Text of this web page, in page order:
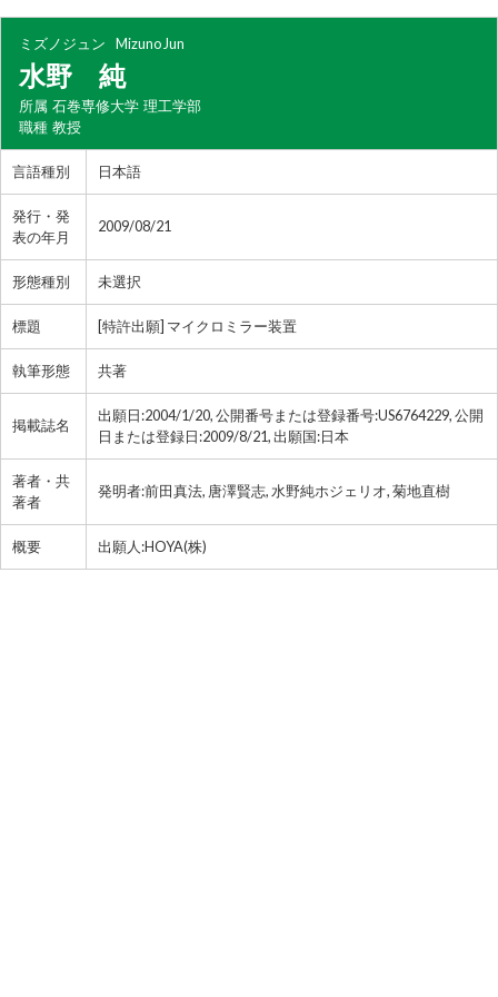
ミズノジュン Mizuno Jun
水野 純
所属 石巻専修大学 理工学部
職種 教授
言語種別 日本語
発行・発
表の年月
2009/08/21
形態種別 未選択
標題 [特許出願] マイクロミラー装置
執筆形態 共著
掲載誌名
出願日:2004/1/20, 公開番号または登録番号:US6764229, 公開
日または登録日:2009/8/21, 出願国:日本
著者・共
著者
発明者:前田真法, 唐澤賢志, 水野純ホジェリオ, 菊地直樹
概要 出願人:HOYA(株)